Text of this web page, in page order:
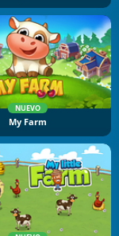
NUEVO
My Farm